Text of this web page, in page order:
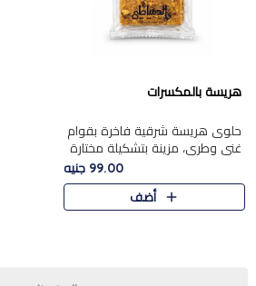
هريسة بالمكسرات
حلوى هريسة شرقية فاخرة بقوام
غني وطري، مزينة بتشكيلة مختارة
من المكسرات الفاخرة التي تضيف
قرمشة مميزة ونكهة غنية في كل
قطعة. تجمع بين المذاق..
99.00 جنيه
أضف